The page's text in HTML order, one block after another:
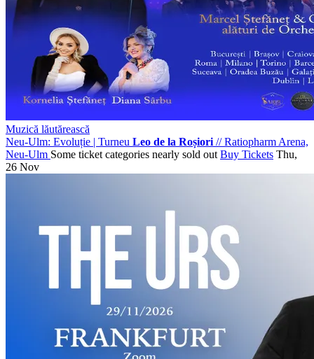
Muzică lăutărească
Neu-Ulm: Evoluție | Turneu Leo de la Roșiori //Ratiopharm Arena,
Neu-Ulm Some ticket categories nearly sold out Buy Tickets Thu,
26 Nov